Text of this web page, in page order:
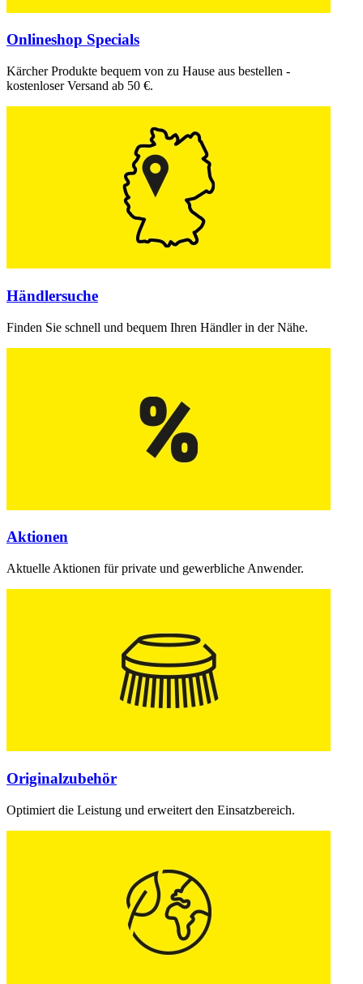
Onlineshop Specials
Kärcher Produkte bequem von zu Hause aus bestellen -
kostenloser Versand ab 50 €.
Händlersuche
Finden Sie schnell und bequem Ihren Händler in der Nähe.
Aktionen
Aktuelle Aktionen für private und gewerbliche Anwender.
Originalzubehör
Optimiert die Leistung und erweitert den Einsatzbereich.